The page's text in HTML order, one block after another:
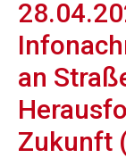
an
Zukunft